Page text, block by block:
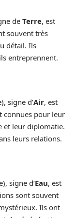
de Terre, est
souvent très
détail. Ils
entreprennent.
signe d’Air, est
connues pour leur
et leur diplomatie.
leurs relations.
signe d’Eau, est
sont souvent
Ils ont